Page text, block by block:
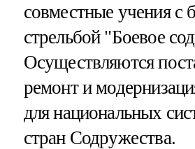
совместные учения с
стрельбой "Боевое
Осуществляются
ремонт и
для национальных
стран Содружества.